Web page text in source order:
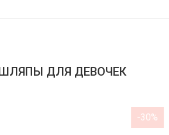
ДЛЯ ДЕВОЧЕК
-30%